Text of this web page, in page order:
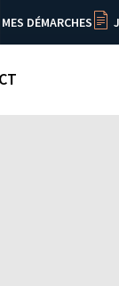
MES DÉMARCHES